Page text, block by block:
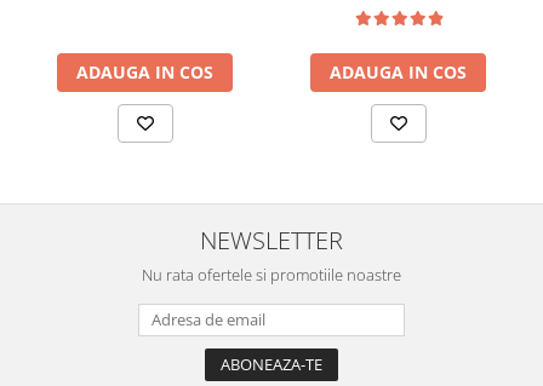
ADAUGA IN COS ADAUGA IN COS
NEWSLETTER
Nu rata ofertele si promotiile noastre